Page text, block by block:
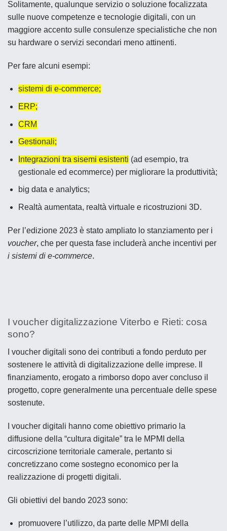
Solitamente, qualunque servizio o soluzione focalizzata
sulle nuove competenze e tecnologie digitali, con un
maggiore accento sulle consulenze specialistiche che non
su hardware o servizi secondari meno attinenti.
Per fare alcuni esempi:
sistemi di e-commerce;
ERP;
CRM
Gestionali;
Integrazioni tra sisemi esistenti (ad esempio, tra
gestionale ed ecommerce) per migliorare la produttività;
big data e analytics;
Realtà aumentata, realtà virtuale e ricostruzioni 3D.
Per l’edizione 2023 è stato ampliato lo stanziamento per i
voucher, che per questa fase includerà anche incentivi per
i sistemi di e-commerce.
I voucher digitalizzazione Viterbo e Rieti: cosa
sono?
I voucher digitali sono dei contributi a fondo perduto per
sostenere le attività di digitalizzazione delle imprese. Il
finanziamento, erogato a rimborso dopo aver concluso il
progetto, copre generalmente una percentuale delle spese
sostenute.
I voucher digitali hanno come obiettivo primario la
diffusione della “cultura digitale” tra le MPMI della
circoscrizione territoriale camerale, pertanto si
concretizzano come sostegno economico per la
realizzazione di progetti digitali.
Gli obiettivi del bando 2023 sono:
promuovere l’utilizzo, da parte delle MPMI della